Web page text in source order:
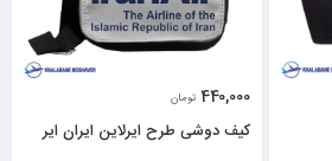
440,000 تومان
کیف دوشی طرح ایرلاین ایران ایر